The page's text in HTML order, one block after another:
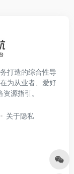
打造的综合性导
为从业者、爱好
源指引。
关于隐私